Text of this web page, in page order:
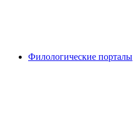
Филологические порталы